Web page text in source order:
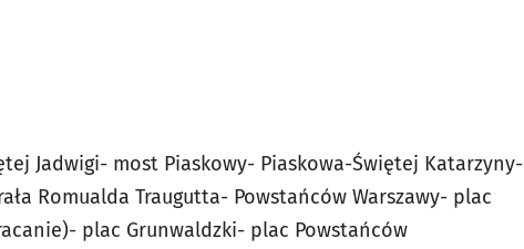
Jadwigi- most Piaskowy- Piaskowa-Świętej Katarzyny-
Romualda Traugutta- Powstańców Warszawy- plac
plac Grunwaldzki- plac Powstańców